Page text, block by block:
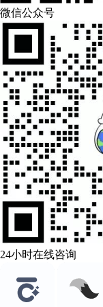
微信公众号
24小时在线咨询